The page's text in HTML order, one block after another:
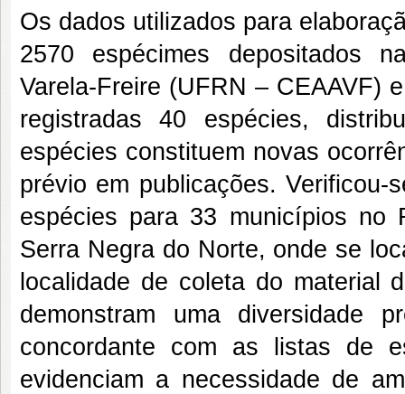
Os dados utilizados para
2570 espécimes depositados
Varela-Freire (UFRN – CEAAVF)
registradas 40 espécies,
espécies constituem novas
prévio em publicações.
espécies para 33 municípios no
Serra Negra do Norte, onde se
localidade de coleta do material
demonstram uma diversidade
concordante com as listas de
evidenciam a necessidade de